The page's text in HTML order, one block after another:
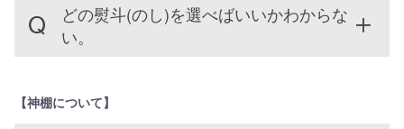
どの熨斗(のし)を選べばいいかわからな
い。
【神棚について】